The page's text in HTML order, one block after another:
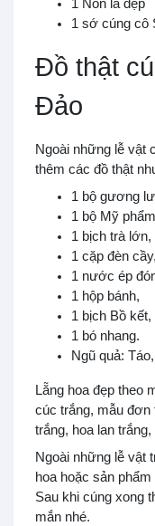
1 Nón lá đẹp
1 sớ cúng cô
Đồ thật
Đảo
Ngoài những lễ vật
thêm các đồ thật
1 bộ gương
1 bộ Mỹ
1 bịch trà lớn,
1 cặp đèn cầy,
1 nước ép
1 hộp bánh,
1 bịch Bồ kết,
1 bó nhang.
Ngũ quả:
Lẵng hoa đẹp theo
cúc trắng, mẫu đơn
trắng, hoa lan
Ngoài những lễ vật
hoa hoặc sản
Sau khi cúng xong
mắn nhé.